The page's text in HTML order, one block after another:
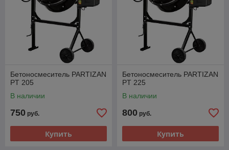
Бетоносмеситель PARTIZAN
PT 205
В наличии
750 руб.
Купить
Бетоносмеситель PARTIZAN
PT 225
В наличии
800 руб.
Купить